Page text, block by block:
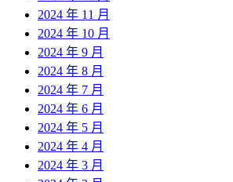
2024 年 11 月
2024 年 10 月
2024 年 9 月
2024 年 8 月
2024 年 7 月
2024 年 6 月
2024 年 5 月
2024 年 4 月
2024 年 3 月